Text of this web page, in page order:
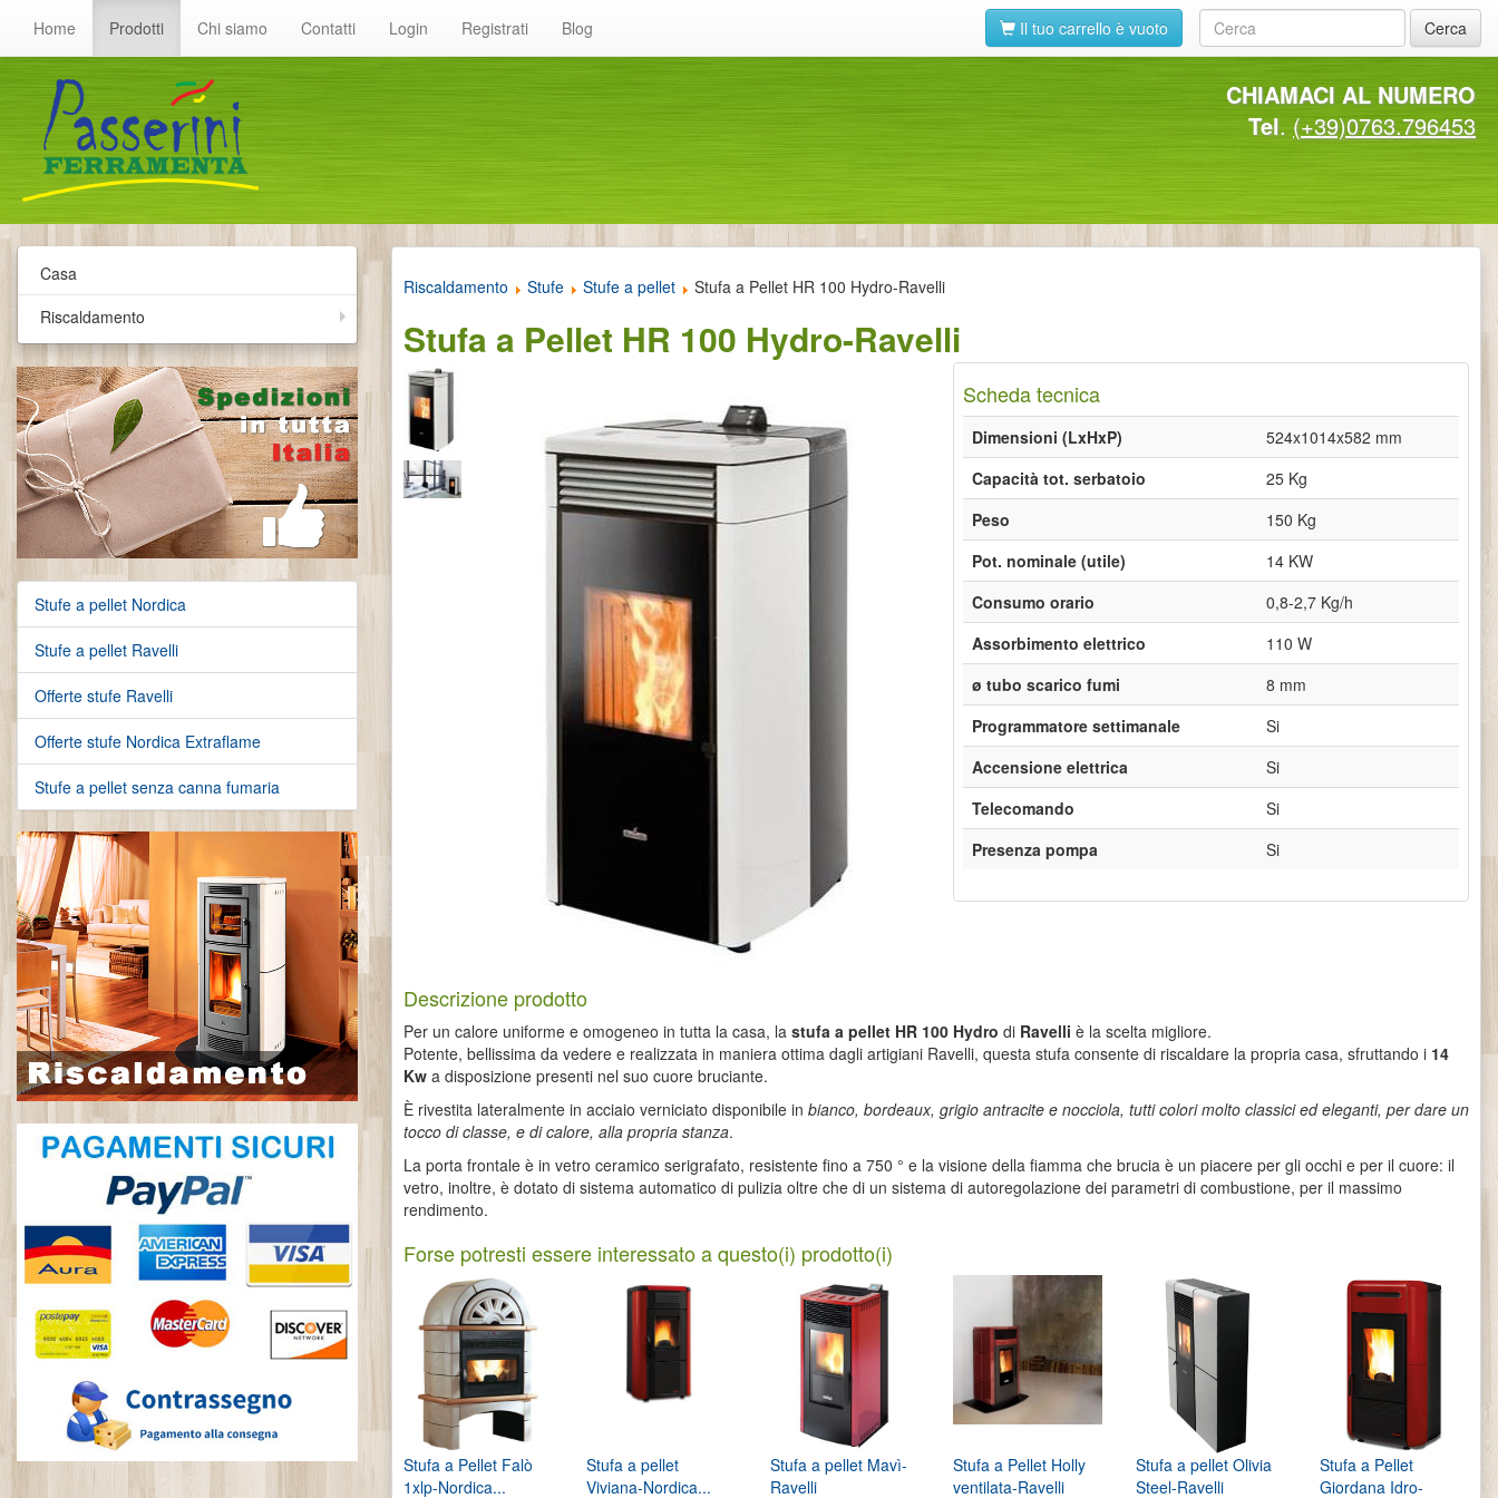
Cerca
Home Prodotti Chi siamo Contatti Login Registrati Blog Il tuo carrello è vuoto
CHIAMACI AL NUMERO
Tel. (+39)0763.796453
Casa
Riscaldamento
Stufe a pellet Nordica
Stufe a pellet Ravelli
Offerte stufe Ravelli
Offerte stufe Nordica Extraflame
Stufe a pellet senza canna fumaria
Riscaldamento Stufe Stufe a pellet Stufa a Pellet HR 100 Hydro-Ravelli
Stufa a Pellet HR 100 Hydro-Ravelli
Scheda tecnica
Dimensioni (LxHxP)
524x1014x582 mm
Capacità tot. serbatoio
25 Kg
Peso
150 Kg
Pot. nominale (utile)
14 KW
Consumo orario
0,8-2,7 Kg/h
Assorbimento elettrico
110 W
ø tubo scarico fumi
8 mm
Programmatore settimanale
Si
Accensione elettrica
Si
Telecomando
Si
Presenza pompa
Si
Descrizione prodotto
Per un calore uniforme e omogeneo in tutta la casa, la stufa a pellet HR 100 Hydro di Ravelli è la scelta migliore.
Potente, bellissima da vedere e realizzata in maniera ottima dagli artigiani Ravelli, questa stufa consente di riscaldare la propria casa, sfruttando i 14
Kw a disposizione presenti nel suo cuore bruciante.
È rivestita lateralmente in acciaio verniciato disponibile in bianco, bordeaux, grigio antracite e nocciola, tutti colori molto classici ed eleganti, per dare un
tocco di classe, e di calore, alla propria stanza.
La porta frontale è in vetro ceramico serigrafato, resistente fino a 750 ° e la visione della fiamma che brucia è un piacere per gli occhi e per il cuore: il
vetro, inoltre, è dotato di sistema automatico di pulizia oltre che di un sistema di autoregolazione dei parametri di combustione, per il massimo
rendimento.
Forse potresti essere interessato a questo(i) prodotto(i)
Stufa a Pellet Falò
1xlp-Nordica...
Stufa a pellet
Viviana-Nordica...
Stufa a pellet Mavì-
Ravelli
Stufa a Pellet Holly
ventilata-Ravelli
Stufa a pellet Olivia
Steel-Ravelli
Stufa a Pellet
Giordana Idro-